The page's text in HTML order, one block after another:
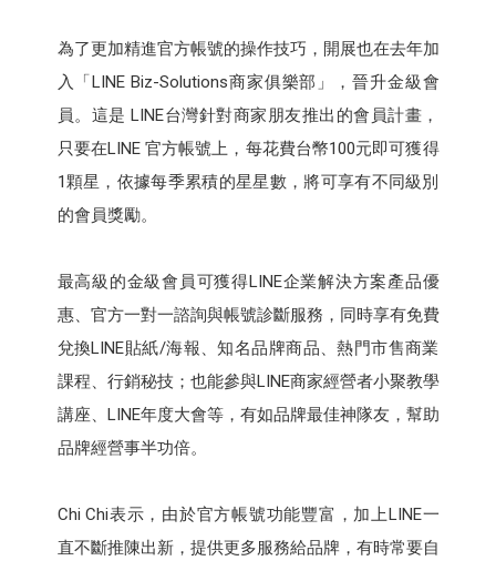
為了更加精進官方帳號的操作技巧，開展也在去年加
入「LINE Biz-Solutions商家俱樂部」，晉升金級會
員。這是 LINE台灣針對商家朋友推出的會員計畫，
只要在LINE 官方帳號上，每花費台幣100元即可獲得
1顆星，依據每季累積的星星數，將可享有不同級別
的會員獎勵。
最高級的金級會員可獲得LINE企業解決方案產品優
惠、官方一對一諮詢與帳號診斷服務，同時享有免費
兌換LINE貼紙/海報、知名品牌商品、熱門市售商業
課程、行銷秘技；也能參與LINE商家經營者小聚教學
講座、LINE年度大會等，有如品牌最佳神隊友，幫助
品牌經營事半功倍。
Chi Chi表示，由於官方帳號功能豐富，加上LINE一
直不斷推陳出新，提供更多服務給品牌，有時常要自